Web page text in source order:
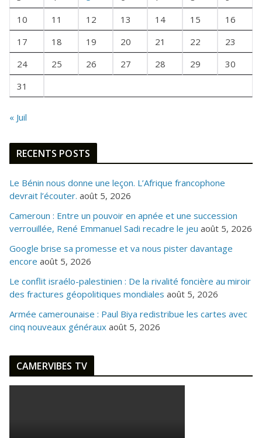
F
S
10
11 12 13 14 15
16
17
18 19 20 21 22
23
24
25 26 27 28 29
30
31
« Juil
RECENTS POSTS
Le Bénin nous donne une leçon. L’Afrique francophone
devrait l’écouter. août 5, 2026
Cameroun : Entre un pouvoir en apnée et une succession
verrouillée, René Emmanuel Sadi recadre le jeu août 5, 2026
Google brise sa promesse et va nous pister davantage
encore août 5, 2026
Le conflit israélo-palestinien : De la rivalité foncière au miroir
des fractures géopolitiques mondiales août 5, 2026
Armée camerounaise : Paul Biya redistribue les cartes avec
cinq nouveaux généraux août 5, 2026
CAMERVIBES TV